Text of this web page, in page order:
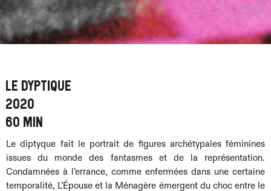
Le Dyptique
2020
60 min
Le diptyque fait le portrait de figures archétypales féminines
issues du monde des fantasmes et de la représentation.
Condamnées à l’errance, comme enfermées dans une certaine
temporalité, L’Épouse et la Ménagère émergent du choc entre le